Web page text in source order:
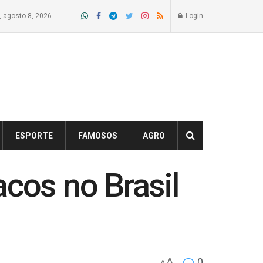
agosto 8, 2026 Login
ESPORTE FAMOSOS AGRO
no Brasil